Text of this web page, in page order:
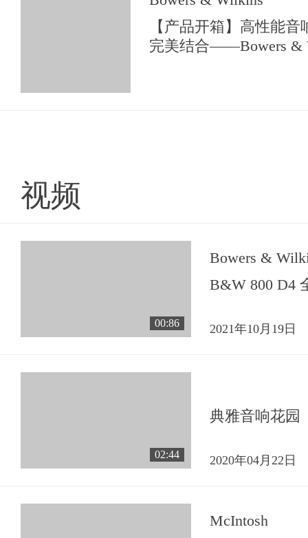
【产品开箱】高性能
完美结合——Bowers &
视频
00:86
Bowers &
B&W 800 D4
2021年10月19日
02:44
典雅音响花园
2020年04月22日
McIntosh